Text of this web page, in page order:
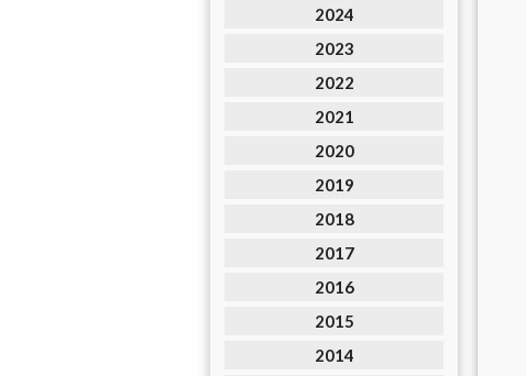
2024
2023
2022
2021
2020
2019
2018
2017
2016
2015
2014